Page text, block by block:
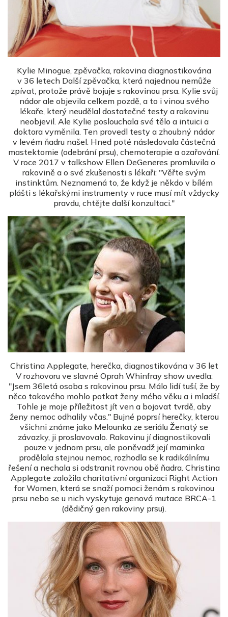
Kylie Minogue, zpěvačka, rakovina diagnostikována
v 36 letech Další zpěvačka, která najednou nemůže
zpívat, protože právě bojuje s rakovinou prsa. Kylie svůj
nádor ale objevila celkem pozdě, a to i vinou svého
lékaře, který neudělal dostatečné testy a rakovinu
neobjevil. Ale Kylie poslouchala své tělo a intuici a
doktora vyměnila. Ten provedl testy a zhoubný nádor
v levém ňadru našel. Hned poté následovala částečná
mastektomie (odebrání prsu), chemoterapie a ozařování.
V roce 2017 v talkshow Ellen DeGeneres promluvila o
rakovině a o své zkušenosti s lékaři: "Věřte svým
instinktům. Neznamená to, že když je někdo v bílém
plášti s lékařskými instrumenty v ruce musí mít vždycky
pravdu, chtějte další konzultaci."
Christina Applegate, herečka, diagnostikována v 36 let
V rozhovoru ve slavné Oprah Whinfray show uvedla:
"Jsem 36letá osoba s rakovinou prsu. Málo lidí tuší, že by
něco takového mohlo potkat ženy mého věku a i mladší.
Tohle je moje příležitost jít ven a bojovat tvrdě, aby
ženy nemoc odhalily včas." Bujné poprsí herečky, kterou
všichni známe jako Melounka ze seriálu Ženatý se
závazky, ji proslavovalo. Rakovinu jí diagnostikovali
pouze v jednom prsu, ale poněvadž její maminka
prodělala stejnou nemoc, rozhodla se k radikálnímu
řešení a nechala si odstranit rovnou obě ňadra. Christina
Applegate založila charitativní organizaci Right Action
for Women, která se snaží pomoci ženám s rakovinou
prsu nebo se u nich vyskytuje genová mutace BRCA-1
(dědičný gen rakoviny prsu).